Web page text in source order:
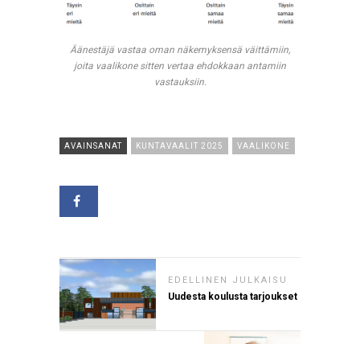
Äänestäjä vastaa oman näkemyksensä väittämiin,
joita vaalikone sitten vertaa ehdokkaan antamiin
vastauksiin.
AVAINSANAT KUNTAVAALIT 2025 VAALIKONE
EDELLINEN JULKAISU
Uudesta koulusta tarjoukset